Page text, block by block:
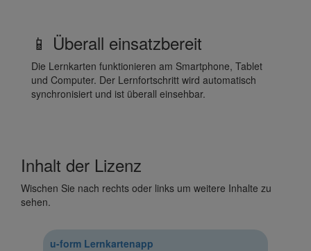
📱 Überall einsatzbereit
Die Lernkarten funktionieren am Smartphone, Tablet
und Computer. Der Lernfortschritt wird automatisch
synchronisiert und ist überall einsehbar.
Inhalt der Lizenz
Wischen Sie nach rechts oder links um weitere Inhalte zu
sehen.
u-form Lernkartenapp